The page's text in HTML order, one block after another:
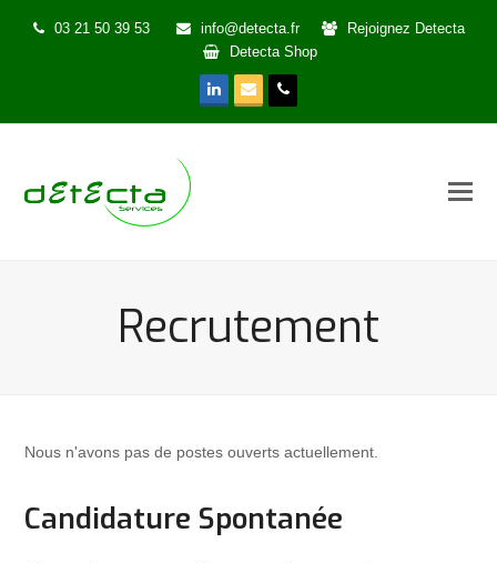
03 21 50 39 53 info@detecta.fr
Rejoignez Detecta
Detecta Shop
LinkedIn
EmailPhone
Recrutement
Nous n'avons pas de postes ouverts actuellement.
Candidature Spontanée